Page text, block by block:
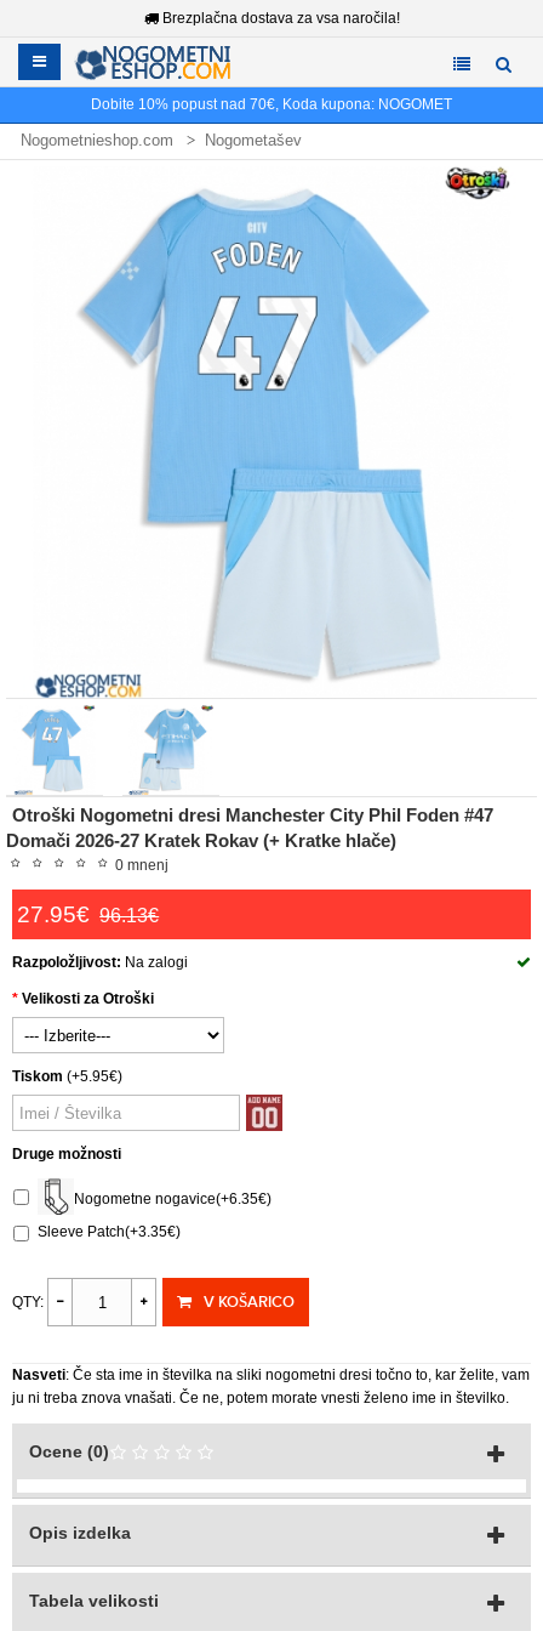
Brezplačna dostava za vsa naročila!
Dobite 10% popust nad 70€, Koda kupona: NOGOMET
Nogometnieshop.com
Nogometašev
Otroški Nogometni dresi Manchester City Phil Foden #47
Domači 2026-27 Kratek Rokav (+ Kratke hlače)
0 mnenj
27.95€ 96.13€
Razpoložljivost: Na zalogi
Velikosti za Otroški
Tiskom (+5.95€)
Druge možnosti
Nogometne nogavice(+6.35€)
Sleeve Patch(+3.35€)
QTY: V KOŠARICO
Nasveti: Če sta ime in številka na sliki nogometni dresi točno to, kar želite, vam
ju ni treba znova vnašati. Če ne, potem morate vnesti želeno ime in številko.
Ocene (0)
Opis izdelka
Tabela velikosti